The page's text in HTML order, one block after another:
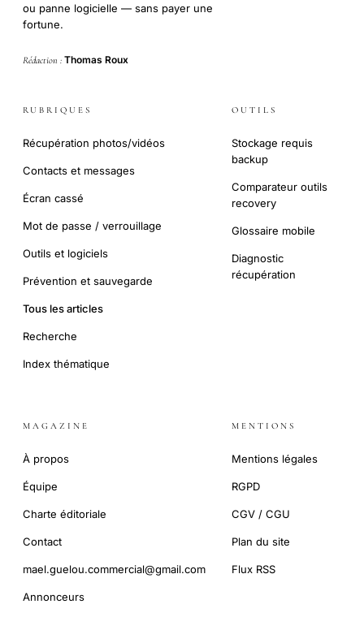
ou panne logicielle — sans payer une
fortune.
Rédaction : Thomas Roux
RUBRIQUES
Récupération photos/vidéos
Contacts et messages
Écran cassé
Mot de passe / verrouillage
Outils et logiciels
Prévention et sauvegarde
Tous les articles
Recherche
Index thématique
OUTILS
Stockage requis
backup
Comparateur outils
recovery
Glossaire mobile
Diagnostic
récupération
MAGAZINE
À propos
Équipe
Charte éditoriale
Contact
mael.guelou.commercial@gmail.com
Annonceurs
MENTIONS
Mentions légales
RGPD
CGV / CGU
Plan du site
Flux RSS